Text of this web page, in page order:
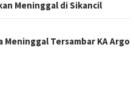
Meninggal di Sikancil
Meninggal Tersambar KA Argo